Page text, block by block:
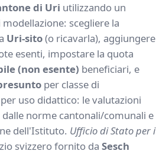
di Uri utilizzando un
scegliere la
Uri-sito(o ricavarla), aggiungere
esenti, impostare la quota
(non esente) beneficiari, e
per classe di
uso didattico: le valutazioni
norme cantonali/comunali e
dell'Istituto. Ufficio di Stato per i
svizzero fornito da Sesch